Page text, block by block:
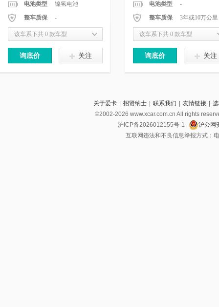
电池类型
镍氢电池
整车质保
-
该车系下共 0 款车型
询底价 关注
电池类型
-
整车质保
3年或10万公里
该车系下共 0 款车型
询底价 关注
关于爱卡 招贤纳士 联系我们 友情链接
©2002-2026 www.xcar.com.cn All rights
沪ICP备2026012155号-1
沪公网
互联网违法和不良信息举报方式：